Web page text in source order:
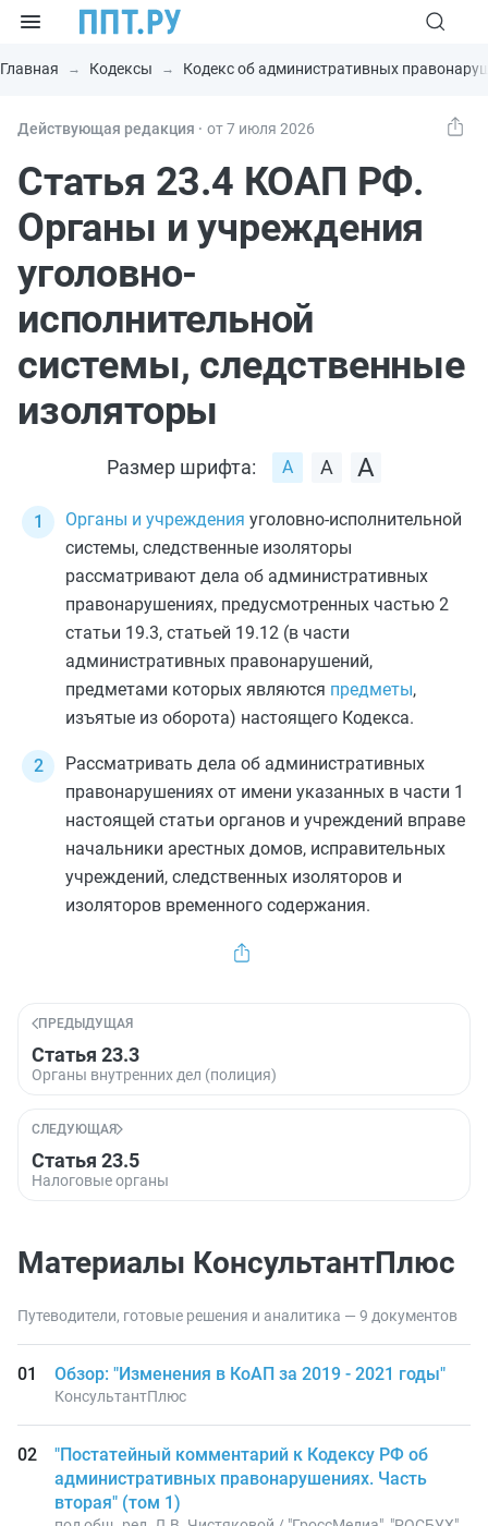
Главная Кодексы Кодекс об административных
Действующая редакция ⸱ от 7 июля 2026
Статья 23.4 КОАП РФ.
Органы и учреждения
уголовно-
исполнительной
системы, следственные
изоляторы
Размер шрифта:
Органы и учреждения уголовно-исполнительной
системы, следственные изоляторы
рассматривают дела об административных
правонарушениях, предусмотренных частью 2
статьи 19.3, статьей 19.12 (в части
административных правонарушений,
предметами которых являются предметы,
изъятые из оборота) настоящего Кодекса.
Рассматривать дела об административных
правонарушениях от имени указанных в части 1
настоящей статьи органов и учреждений вправе
начальники арестных домов, исправительных
учреждений, следственных изоляторов и
изоляторов временного содержания.
ПРЕДЫДУЩАЯ
Статья 23.3
Органы внутренних дел (полиция)
СЛЕДУЮЩАЯ
Статья 23.5
Налоговые органы
Материалы КонсультантПлюс
Путеводители, готовые решения и аналитика — 9 документов
Обзор: "Изменения в КоАП за 2019 - 2021 годы"
КонсультантПлюс
"Постатейный комментарий к Кодексу РФ об
административных правонарушениях. Часть
вторая" (том 1)